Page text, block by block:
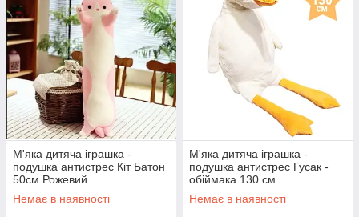
М'яка дитяча іграшка -
подушка антистрес Кіт Батон
50см Рожевий
Немає в наявності
М'яка дитяча іграшка -
подушка антистрес Гусак -
обіймака 130 см
Немає в наявності